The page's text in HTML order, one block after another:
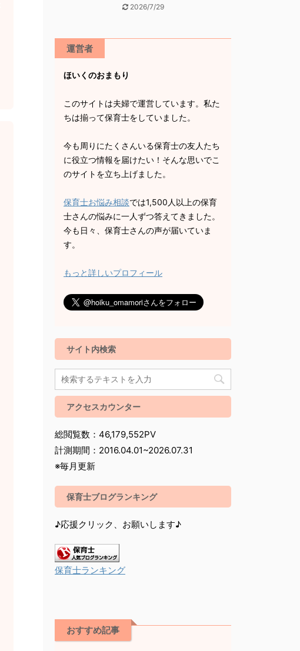
2026/7/29
運営者
ほいくのおまもり
このサイトは夫婦で運営しています。私た
ちは揃って保育士をしていました。
今も周りにたくさんいる保育士の友人たち
に役立つ情報を届けたい！そんな思いでこ
のサイトを立ち上げました。
保育士お悩み相談では1,500人以上の保育
士さんの悩みに一人ずつ答えてきました。
今も日々、保育士さんの声が届いていま
す。
もっと詳しいプロフィール
サイト内検索
アクセスカウンター
総閲覧数：46,179,552PV
計測期間：2016.04.01~2026.07.31
※毎月更新
保育士ブログランキング
♪応援クリック、お願いします♪
保育士ランキング
おすすめ記事